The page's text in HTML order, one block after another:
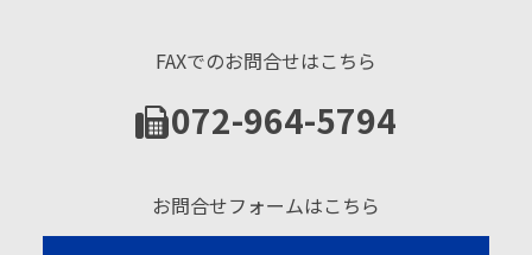
FAXでのお問合せはこちら
072-964-5794
お問合せフォームはこちら